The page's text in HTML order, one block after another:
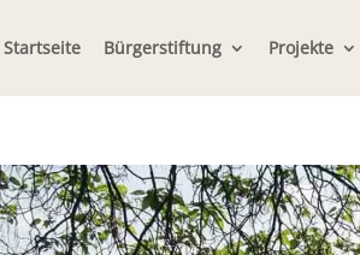
Startseite Bürgerstiftung Projekte